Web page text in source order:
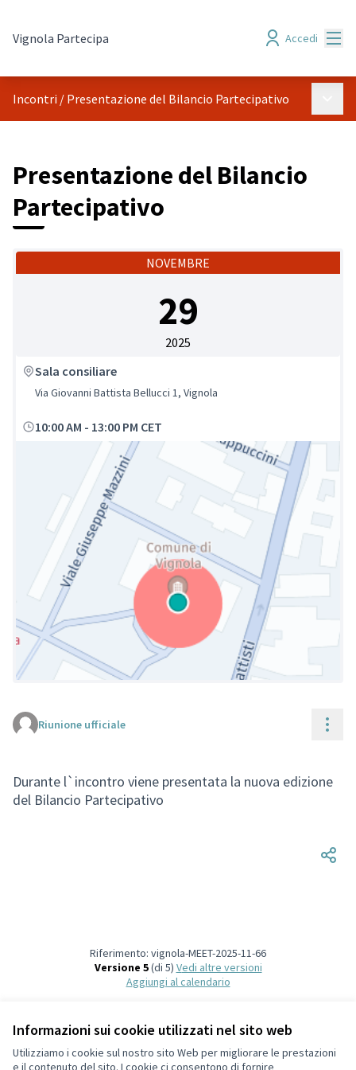
Informazioni sui cookie utilizzati nel sito web
Utilizziamo i cookie sul nostro sito Web per migliorare le prestazioni
e il contenuto del sito. I cookie ci consentono di fornire
Vignola Partecipa Accedi
Incontri / Presentazione del Bilancio Partecipativo
Presentazione del Bilancio
Partecipativo
NOVEMBRE
29
2025
Sala consiliare
Via Giovanni Battista Bellucci 1, Vignola
10:00 AM - 13:00 PM CET
(Collegamento esterno)
Riunione ufficiale
Durante l`incontro viene presentata la nuova edizione
del Bilancio Partecipativo
Riferimento: vignola-MEET-2025-11-66
Versione 5(di 5) vedi altre versioni
Aggiungi al calendario
Termini di servizio
Impostazioni dei cookie